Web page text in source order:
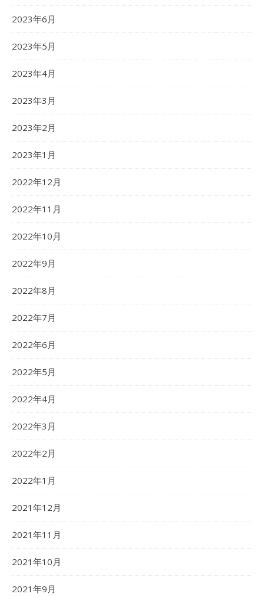
2023年6月
2023年5月
2023年4月
2023年3月
2023年2月
2023年1月
2022年12月
2022年11月
2022年10月
2022年9月
2022年8月
2022年7月
2022年6月
2022年5月
2022年4月
2022年3月
2022年2月
2022年1月
2021年12月
2021年11月
2021年10月
2021年9月